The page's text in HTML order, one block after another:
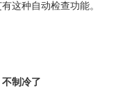
这种自动检查功能。
制冷了